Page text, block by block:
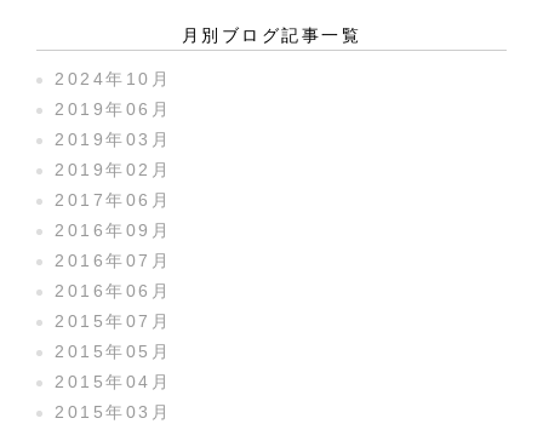
月別ブログ記事一覧
2024年10月
2019年06月
2019年03月
2019年02月
2017年06月
2016年09月
2016年07月
2016年06月
2015年07月
2015年05月
2015年04月
2015年03月